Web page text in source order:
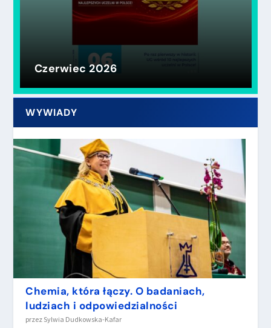
Czerwiec 2026
WYWIADY
Chemia, która łączy. O badaniach,
ludziach i odpowiedzialności
przez Sylwia Dudkowska-Kafar